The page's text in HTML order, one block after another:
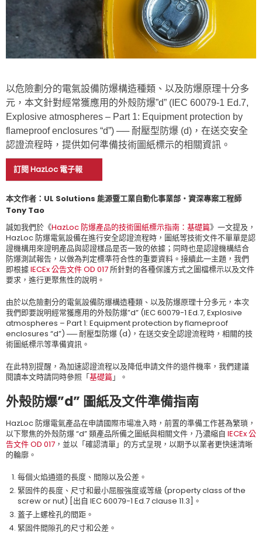
以危險劃分的電氣設備防爆構造種類、以及防爆原理十分多
元，本文針對經常獲應用的外殼防爆”d” (IEC 60079-1 Ed.7,
Explosive atmospheres – Part 1: Equipment protection by
flameproof enclosures “d”) ── 耐壓型防爆 (d)，在送交安全
認證流程時，提供如何準備技術圖紙標示的相關資訊。
訂閱 HazLoc 電子報
本文作者：UL Solutions 能源暨工業自動化事業部‧資深專案工程師
Tony Tao
誠如我們於《HazLoc 防爆產品的技術圖紙標示指南：基礎篇》一文提及，
HazLoc 防爆電氣設備在進行安全認證流程時，圖紙等技術文件不單單是認
證機構用來證明產品與認證樣品是否一致的依據；同時也是認證機構結合
防爆測試報告，以做為判定標準符合性的重要資料。接續此一主題，我們
即根據IECEx 公告文件 OD 017所針對的各種保護方式之圖檔標示以及文件
要求，進行更聚焦性的說明。
由於以危險劃分的電氣設備防爆構造種類、以及防爆原理十分多元，本次
我們即要說明經常獲應用的外殼防爆”d” (IEC 60079-1 Ed.7, Explosive
atmospheres – Part 1: Equipment protection by flameproof
enclosures “d”) ── 耐壓型防爆 (d)，在送交安全認證流程時，相關的技
術圖紙標示等準備資訊。
在此特別提醒，為加速認證流程以及降低申請文件的退件機率，我們建議
閱讀本文時請同時參照「基礎篇」。
外殼防爆”d” 圖紙及文件準備指南
HazLoc 防爆電氣產品在申請國際市場准入時，前置的準備工作甚為繁瑣，
以下聚焦的外殼防爆 “d” 類產品所備之圖紙與相關文件，乃濃縮自 IECEx 公
告文件 OD 017 ，並以「確認清單」的方式呈現，以期予以業者更快速清晰
的輪廓。
每個火焰通道的長度、間隙以及公差。
緊固件的長度、尺寸和最小屈服強度或等級 (property class of the
screw or nut) [出自 IEC 60079-1 Ed.7 clause 11.3]。
蓋子上螺栓孔的間距。
緊固件間隙孔的尺寸和公差。